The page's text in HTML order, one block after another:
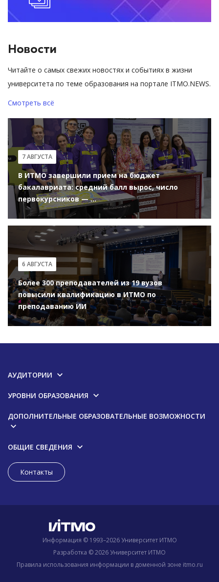
Новости
Читайте о самых свежих новостях и событиях в жизни
университета по теме образования на портале ITMO.NEWS.
Смотреть всё
7 АВГУСТА
В ИТМО завершили прием на бюджет
бакалавриата: средний балл вырос, число
первокурсников — ...
6 АВГУСТА
Более 300 преподавателей из 19 вузов
повысили квалификацию в ИТМО по
преподаванию ИИ
АУДИТОРИИ
УРОВНИ ОБРАЗОВАНИЯ
ДОПОЛНИТЕЛЬНЫЕ ОБРАЗОВАТЕЛЬНЫЕ ВОЗМОЖНОСТИ
ОБЩИЕ СВЕДЕНИЯ
Контакты
Информация © 1993–2026 Университет ИТМО
Разработка © 2026 Университет ИТМО
Правила использования информации в доменной зоне itmo.ru